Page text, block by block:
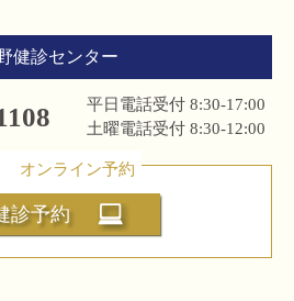
健診センター
平日電話受付 8:30-17:00
土曜電話受付 8:30-12:00
診予約